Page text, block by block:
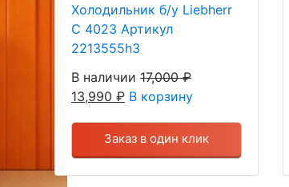
Холодильник б/у Liebherr
C 4023 Артикул
2213555h3
В наличии 17,000₽
13,990 ₽ В корзину
Заказ в один клик